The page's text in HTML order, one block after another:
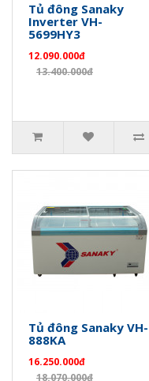
Tủ đông Sanaky
Inverter VH-
5699HY3
12.090.000đ
13.400.000đ
Tủ đông Sanaky VH-
888KA
16.250.000đ
18.070.000đ